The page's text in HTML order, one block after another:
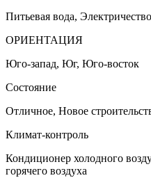
Питьевая вода, Электричество
ОРИЕНТАЦИЯ
Юго-запад, Юг, Юго-восток
Состояние
Отличное, Новое
Климат-контроль
Кондиционер холодного
горячего воздуха